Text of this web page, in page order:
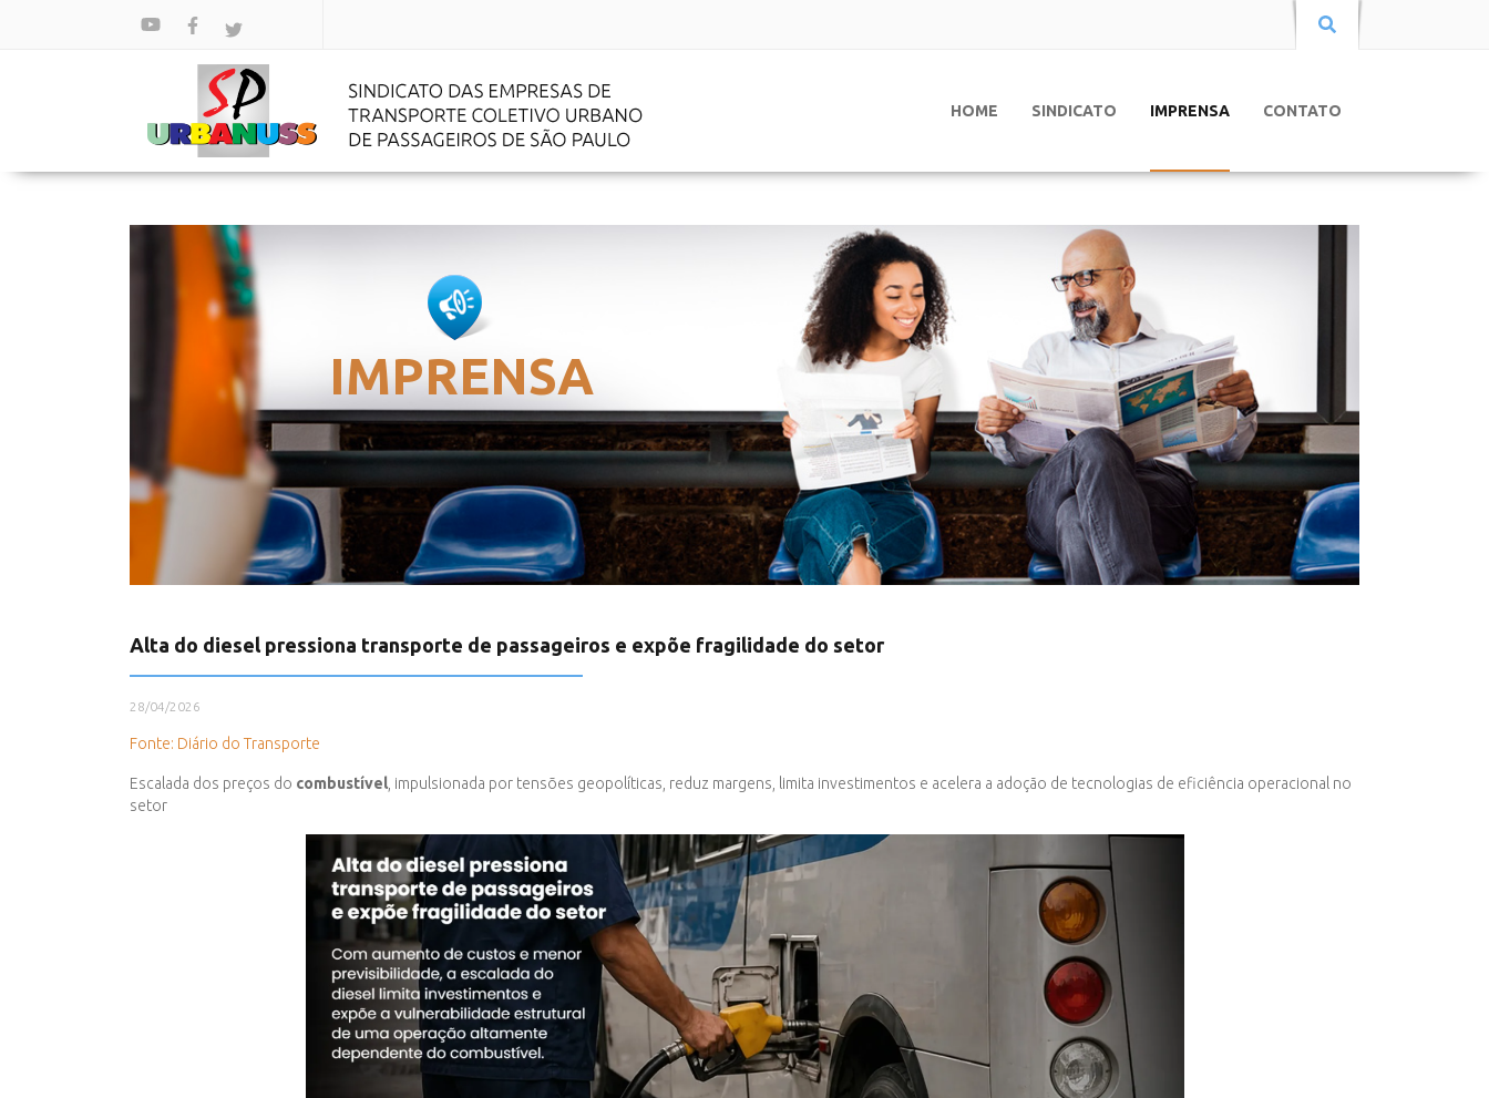
HOME SINDICATO IMPRENSA CONTATO
IMPRENSA
Alta do diesel pressiona transporte de passageiros e expõe fragilidade do setor
28/04/2026
Fonte: Diário do Transporte
Escalada dos preços do combustível, impulsionada por tensões geopolíticas, reduz margens, limita investimentos e acelera a adoção de tecnologias de eficiência operacional no
setor